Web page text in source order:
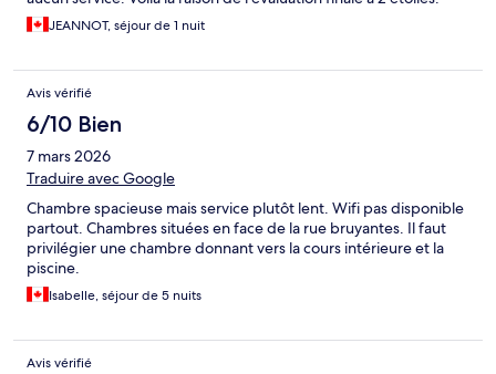
JEANNOT, séjour de 1 nuit
Avis vérifié
6/10 Bien
7 mars 2026
Traduire avec Google
Chambre spacieuse mais service plutôt lent. Wifi pas disponible
partout. Chambres situées en face de la rue bruyantes. Il faut
privilégier une chambre donnant vers la cours intérieure et la
piscine.
Isabelle, séjour de 5 nuits
Avis vérifié